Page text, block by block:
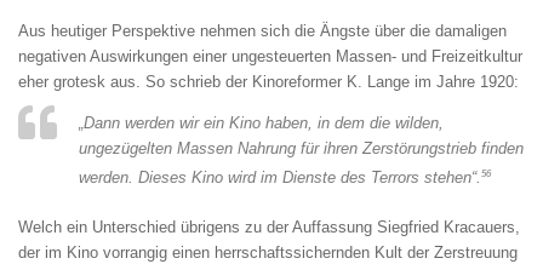
Aus heutiger Perspektive nehmen sich die Ängste über die damaligen
negativen Auswirkungen einer ungesteuerten Massen- und Freizeitkultur
eher grotesk aus. So schrieb der Kinoreformer K. Lange im Jahre 1920:
„Dann werden wir ein Kino haben, in dem die wilden,
ungezügelten Massen Nahrung für ihren Zerstörungstrieb finden
werden. Dieses Kino wird im Dienste des Terrors stehen“. 56
Welch ein Unterschied übrigens zu der Auffassung Siegfried Kracauers,
der im Kino vorrangig einen herrschaftssichernden Kult der Zerstreuung